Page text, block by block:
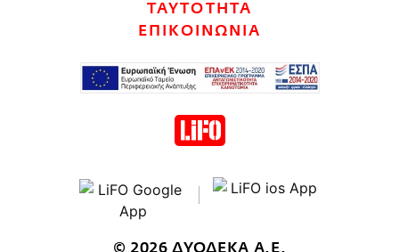
ΤΑΥΤΟΤΗΤΑ
ΕΠΙΚΟΙΝΩΝΙΑ